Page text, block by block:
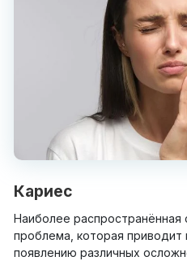
Кариес
Наиболее распространённая
проблема, которая
появлению различных